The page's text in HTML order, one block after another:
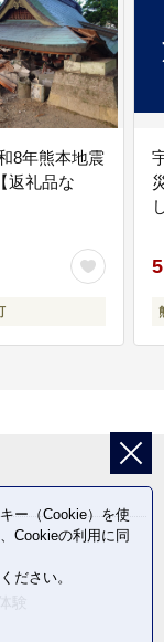
8年熊本地震
返礼品な
験
ー（Cookie）を使
Cookieの利用に同
ださい。